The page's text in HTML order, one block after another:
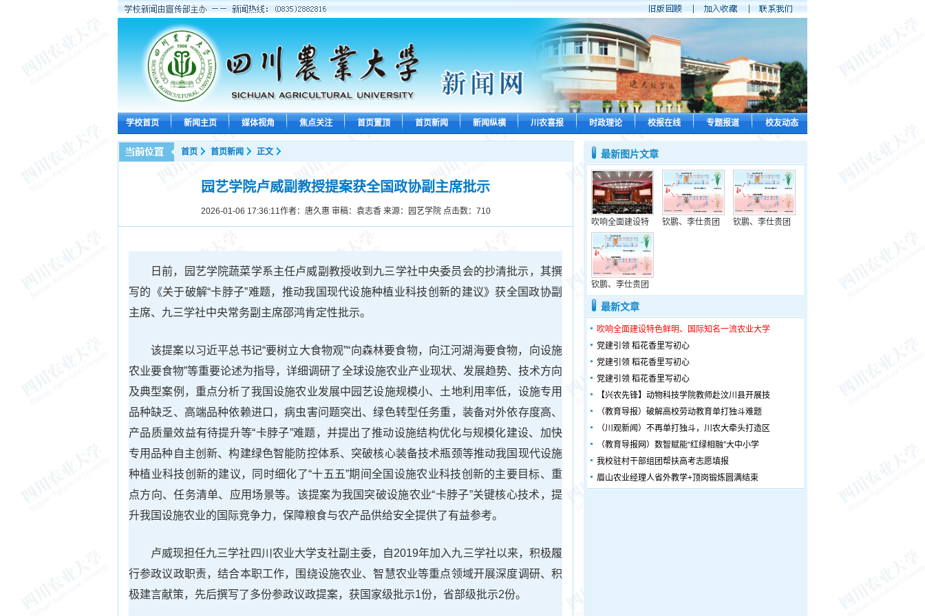
学校首页 新闻主页 媒体视角 焦点关注 首页置顶 首页新闻 新闻纵横 川农喜报 时政理论 校报在线 专题报道 校友动态
首页 首页新闻 正文
园艺学院卢威副教授提案获全国政协副主席批示
2026-01-06 17:36:11作者：唐久惠 审稿：袁志香 来源：园艺学院 点击数： 710
日前，园艺学院蔬菜学系主任卢威副教授收到九三学社中央委员会的抄清批示，其撰
写的《关于破解“卡脖子”难题，推动我国现代设施种植业科技创新的建议》获全国政协副
主席、九三学社中央常务副主席邵鸿肯定性批示。
该提案以习近平总书记“要树立大食物观”“向森林要食物，向江河湖海要食物，向设施
农业要食物”等重要论述为指导，详细调研了全球设施农业产业现状、发展趋势、技术方向
及典型案例，重点分析了我国设施农业发展中园艺设施规模小、土地利用率低，设施专用
品种缺乏、高端品种依赖进口，病虫害问题突出、绿色转型任务重，装备对外依存度高、
产品质量效益有待提升等“卡脖子”难题，并提出了推动设施结构优化与规模化建设、加快
专用品种自主创新、构建绿色智能防控体系、突破核心装备技术瓶颈等推动我国现代设施
种植业科技创新的建议，同时细化了“十五五”期间全国设施农业科技创新的主要目标、重
点方向、任务清单、应用场景等。该提案为我国突破设施农业“卡脖子”关键核心技术，提
升我国设施农业的国际竞争力，保障粮食与农产品供给安全提供了有益参考。
卢威现担任九三学社四川农业大学支社副主委，自2019年加入九三学社以来，积极履
行参政议政职责，结合本职工作，围绕设施农业、智慧农业等重点领域开展深度调研、积
极建言献策，先后撰写了多份参政议政提案，获国家级批示1份，省部级批示2份。
最新图片文章
吹响全面建设特 钦鹏、李仕贵团 钦鹏、李仕贵团
钦鹏、李仕贵团
最新文章
吹响全面建设特色鲜明、国际知名一流农业大学
党建引领 稻花香里写初心
党建引领 稻花香里写初心
党建引领 稻花香里写初心
【兴农先锋】动物科技学院教师赴汶川县开展技
（教育导报）破解高校劳动教育单打独斗难题
（川观新闻）不再单打独斗，川农大牵头打造区
（教育导报网）数智赋能“红绿相融”大中小学
我校驻村干部组团帮扶高考志愿填报
眉山农业经理人省外教学+顶岗锻炼圆满结束